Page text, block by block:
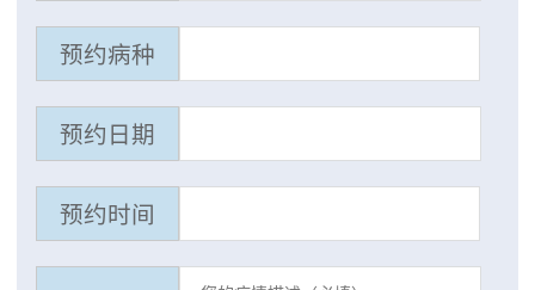
预约病种
预约日期
预约时间